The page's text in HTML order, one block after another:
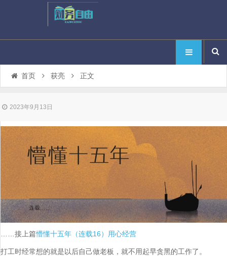
首页 获亮 正文
2023年9月13日
……接上篇懵懂十五年（连载16）用心经营
打工时经常想的就是以后自己做老板，就不用起早贪黑的工作了。